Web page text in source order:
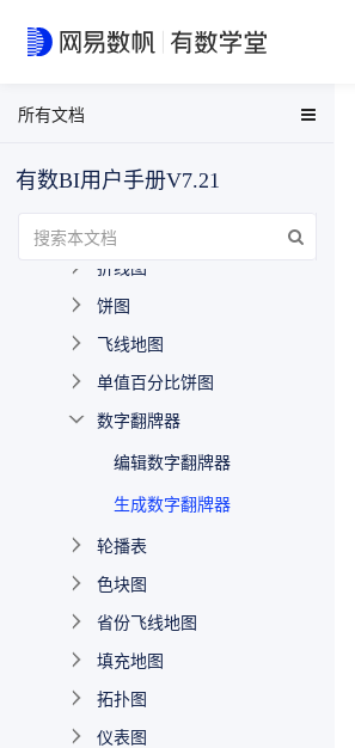
所有文档
EasyData用户手册
数据分析与可视化用户手册
有数BI FAQ
EasyStream用户手册
NDH用户手册
有数BI用户手册V7.21
创建大屏
大屏图表操作
省份热力线图
柱状图
折线图
饼图
飞线地图
单值百分比饼图
数字翻牌器
编辑数字翻牌器
生成数字翻牌器
轮播表
色块图
省份飞线地图
填充地图
拓扑图
仪表图